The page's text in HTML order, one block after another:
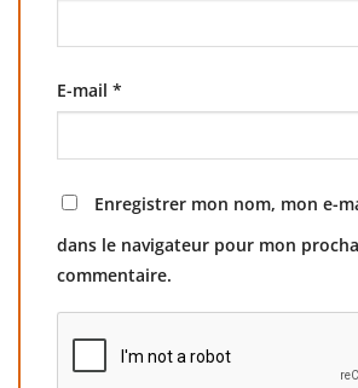
E-mail *
Enregistrer mon nom, mon e-
dans le navigateur pour mon
commentaire.